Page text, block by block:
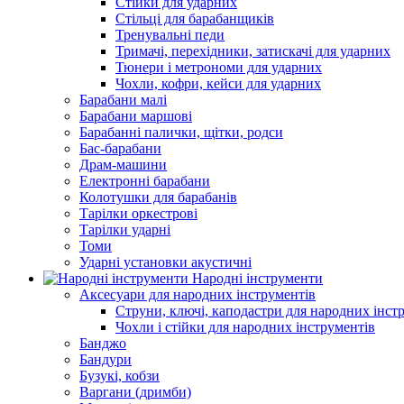
Стільці для барабанщиків
Тренувальні педи
Тримачі, перехідники, затискачі для ударних
Тюнери і метрономи для ударних
Чохли, кофри, кейси для ударних
Барабани малі
Барабани маршові
Барабанні палички, щітки, родси
Бас-барабани
Драм-машини
Електронні барабани
Колотушки для барабанів
Тарілки оркестрові
Тарілки ударні
Томи
Ударні установки акустичні
Народні інструменти
Аксесуари для народних інструментів
Струни, ключі, каподастри для народних
Чохли і стійки для народних інструментів
Банджо
Бандури
Бузукі, кобзи
Варгани (дримби)